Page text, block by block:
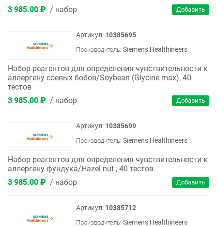
3 985.00 ₽
набор
10385695
Производитель:Siemens Healthineers
Набор реагентов для определения чувствительности к
аллергену соевых бобов/Soybean (Glycine max), 40
тестов
3 985.00 ₽
набор
10385699
Производитель:Siemens Healthineers
Набор реагентов для определения чувствительности к
аллергену фундука/Hazel nut , 40 тестов
3 985.00 ₽
набор
10385712
Производитель:Siemens Healthineers